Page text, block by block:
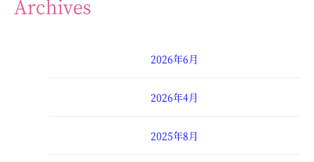
Archives
2026年6月
2026年4月
2025年8月